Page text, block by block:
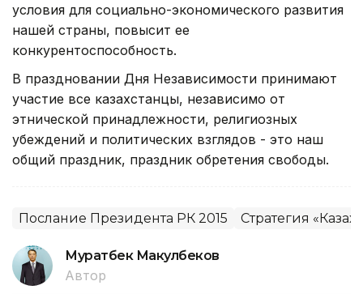
условия для социально-экономического развития
нашей страны, повысит ее
конкурентоспособность.
В праздновании Дня Независимости принимают
участие все казахстанцы, независимо от
этнической принадлежности, религиозных
убеждений и политических взглядов - это наш
общий праздник, праздник обретения свободы.
Послание Президента РК 2015 Стратегия
Муратбек Макулбеков
Автор